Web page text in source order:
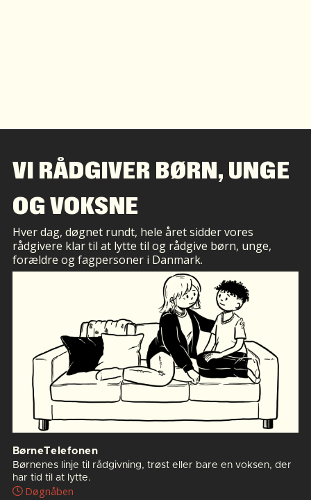
VI RÅDGIVER BØRN, UNGE
OG VOKSNE
Hver dag, døgnet rundt, hele året sidder vores
rådgivere klar til at lytte til og rådgive børn, unge,
forældre og fagpersoner i Danmark.
BørneTelefonen
Børnenes linje til rådgivning, trøst eller bare en voksen, der
har tid til at lytte.
Døgnåben